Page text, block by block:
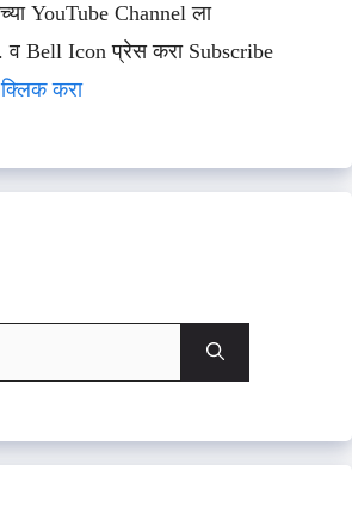
YouTube Channel ला
व Bell Icon प्रेस करा Subscribe
करा